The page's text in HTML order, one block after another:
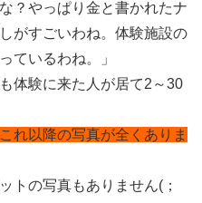
？やっぱり金と書かれたナ
がすごいわね。体験施設の
ているわね。」
体験に来た人が居て2～30
れ以降の写真が全くありま
トの写真もありません(；